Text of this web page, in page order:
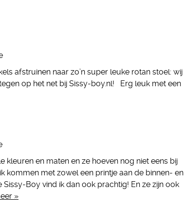
afstruinen naar zo’n super leuke rotan stoel: wij
op het net bij Sissy-boy.nl! Erg leuk met een
kleuren en maten en ze hoeven nog niet eens bij
kommen met zowel een printje aan de binnen- en
Sissy-Boy vind ik dan ook prachtig! En ze zijn ook
»